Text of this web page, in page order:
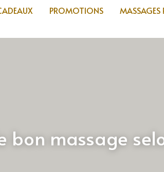
PROMOTIONS MASSAGES
PROMOTIONS MASSAGES
bon massage